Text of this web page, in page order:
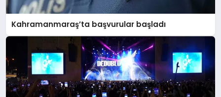
Kahramanmaraş’ta başvurular başladı